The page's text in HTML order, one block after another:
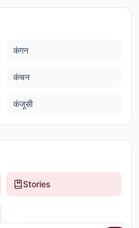
कंगन
कंचन
कंजूसी
Stories